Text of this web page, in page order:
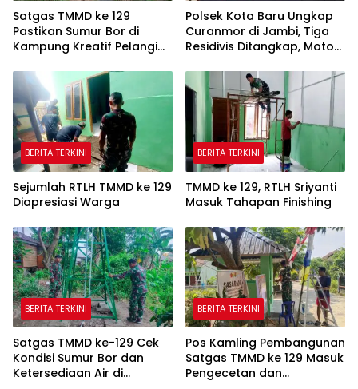
Satgas TMMD ke 129
Pastikan Sumur Bor di
Kampung Kreatif Pelangi
Polsek Kota Baru Ungkap
Curanmor di Jambi, Tiga
Residivis Ditangkap, Motor
BERITA TERKINI
Sejumlah RTLH TMMD ke 129
Diapresiasi Warga
BERITA TERKINI
TMMD ke 129, RTLH Sriyanti
Masuk Tahapan Finishing
BERITA TERKINI
Satgas TMMD ke-129 Cek
Kondisi Sumur Bor dan
Ketersediaan Air di
BERITA TERKINI
Pos Kamling Pembangunan
Satgas TMMD ke 129 Masuk
Pengecetan dan